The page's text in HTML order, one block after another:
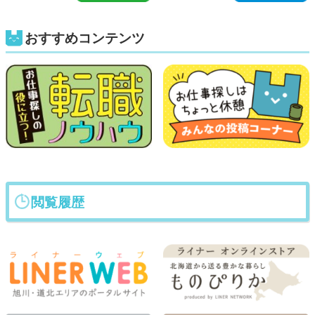
おすすめコンテンツ
閲覧履歴